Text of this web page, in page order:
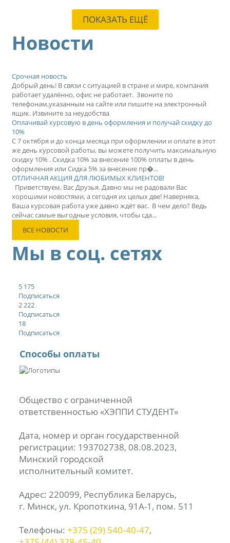
ПОКАЗАТЬ ЕЩЁ
Новости
Срочная новость
Добрый день! В связи с ситуацией в стране и мире, компания
работает удалённо, офис не работает. Звоните по
телефонам,указанным на сайте или пишите на электронный
ящик. Извините за неудобства
Оплачивай курсовую в день оформления и получай скидку до
10%
С 7 октября и до конца месяца при оформлении и оплате в этот
же день курсовой работы, вы можете получить максимальную
скидку 10% . Скидка 10% за внесение 100% оплаты в день
оформления или Сидка 5% за внесение пр�...
ОТЛИЧНАЯ АКЦИЯ ДЛЯ ЛЮБИМЫХ КЛИЕНТОВ!
Приветствуем, Вас Друзья. Давно мы не радовали Вас
хорошими новостями, а сегодня их целых две! Наверняка,
Ваша курсовая работа уже давно ждёт вас. В чем дело? Ведь
сейчас самые выгодные условия, чтобы сда...
ВСЕ НОВОСТИ
Мы в соц. сетях
5 175
Подписаться
2 222
Подписаться
18
Подписаться
Способы оплаты
Общество с ограниченной
ответственностью «ХЭППИ СТУДЕНТ»
Дата, номер и орган государственной
регистрации: 193702738, 08.08.2023,
Минский городской
исполнительный комитет.
Адрес: 220099, Республика Беларусь,
г. Минск, ул. Кропоткина, 91А-1, пом. 511
Телефоны: +375 (29) 540‑40‑47,